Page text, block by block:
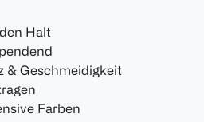
Halt
& Geschmeidigkeit
Farben